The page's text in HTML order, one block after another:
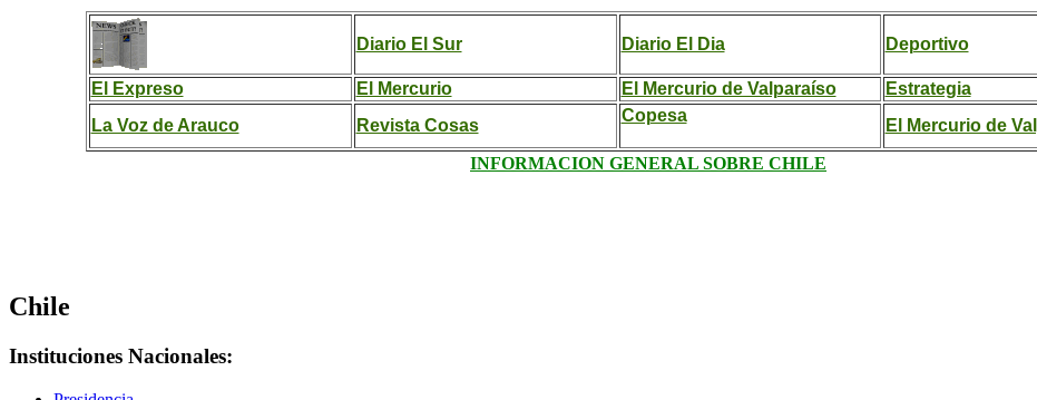
Diario El Sur Diario El Dia Deportivo
El Expreso El Mercurio El Mercurio de Valparaíso Estrategia
La Voz de Arauco
Revista Cosas
Copesa
El Mercurio de
INFORMACION GENERAL SOBRE CHILE
Chile
Instituciones Nacionales: